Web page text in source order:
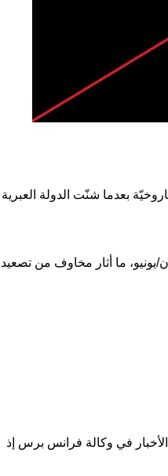
بعدما شنّت الدولة العبرية
تبادلت إسرائيل وإيران إطلاق الصواريخ والتهديدات لليلة الخامسة على التوالي منذ 13 حزيران/يونيو، ما أثار مخاوف من تصعيد
في وكالة فرانس برس إذ